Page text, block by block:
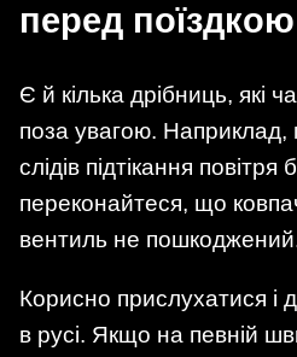
перед поїздкою
Є й кілька дрібниць, які
поза увагою. Наприклад,
слідів підтікання
переконайтеся, що
вентиль не
Корисно прислухатися і
в русі. Якщо на певній